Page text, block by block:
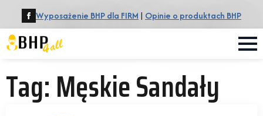
Wyposażenie BHP dla FIRM | Opinie o produktach BHP
Tag:Męskie Sandały